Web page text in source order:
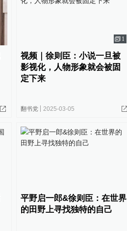
1
视频｜徐则臣：小说一旦被
影视化，人物形象就会被固
定下来
翻书党 2025-03-05
平野启一郎&徐则臣：在世界
的田野上寻找独特的自己